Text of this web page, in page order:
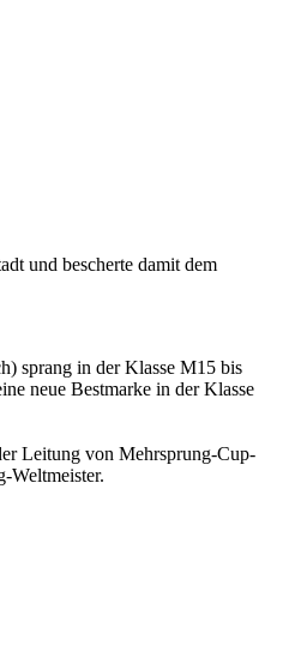
und bescherte damit dem
sprang in der Klasse M15 bis
neue Bestmarke in der Klasse
Leitung von Mehrsprung-Cup-
Weltmeister.